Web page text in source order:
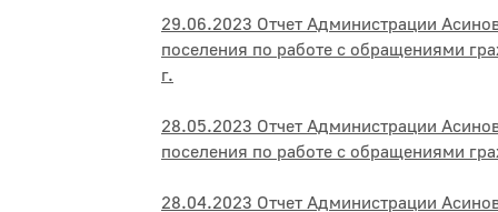
29.06.2023 Отчет Администрации
поселения по работе с обращениями
г.
28.05.2023 Отчет Администрации
поселения по работе с обращениями
28.04.2023 Отчет Администрации